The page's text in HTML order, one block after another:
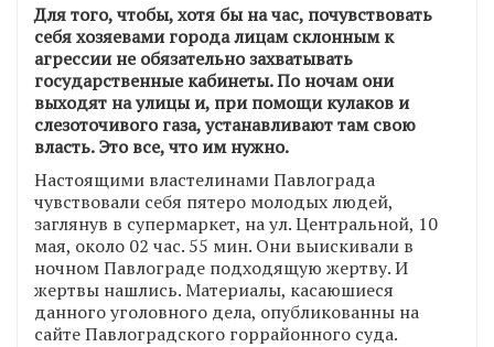
Для того, чтобы, хотя бы на час, почувствовать
себя хозяевами города лицам склонным к
агрессии не обязательно захватывать
государственные кабинеты. По ночам они
выходят на улицы и, при помощи кулаков и
слезоточивого газа, устанавливают там свою
власть. Это все, что им нужно.
Настоящими властелинами Павлограда
чувствовали себя пятеро молодых людей,
заглянув в супермаркет, на ул. Центральной, 10
мая, около 02 час. 55 мин. Они выискивали в
ночном Павлограде подходящую жертву. И
жертвы нашлись. Материалы, касаюшиеся
данного уголовного дела, опубликованны на
сайте Павлоградского горрайонного суда.